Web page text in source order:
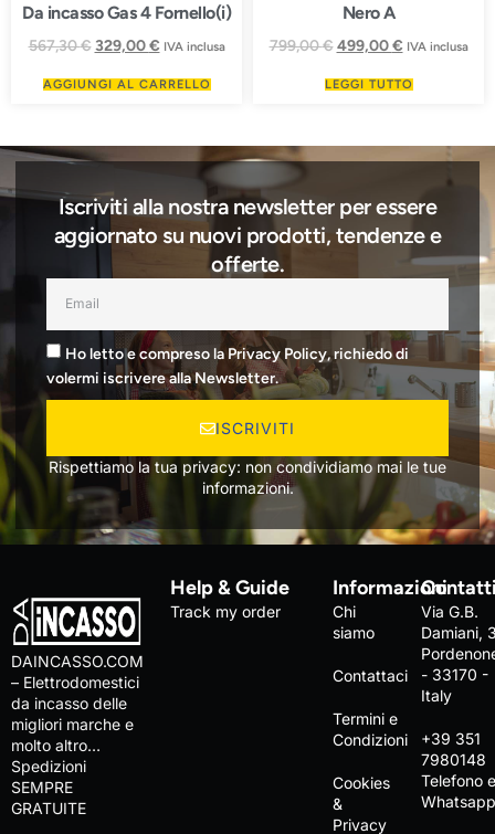
Da incasso Gas 4 Fornello(i)
567,30€ 329,00€ IVA inclusa
AGGIUNGI AL CARRELLO
Nero A
799,00€ 499,00€ IVA inclusa
LEGGI TUTTO
Iscriviti alla nostra newsletter per essere
aggiornato su nuovi prodotti, tendenze e
offerte.
Ho letto e compreso la Privacy Policy, richiedo di
volermi iscrivere alla Newsletter.
ISCRIVITI
Rispettiamo la tua privacy: non condividiamo mai le tue
informazioni.
DAINCASSO.COM
– Elettrodomestici
da incasso delle
migliori marche e
molto altro…
Spedizioni
SEMPRE
GRATUITE
Help & Guide
Track my order
Informazioni
Chi
siamo
Contattaci
Termini e
Condizioni
Cookies
&
Privacy
Via G.B.
Damiani,
- 33170 -
Italy
+39 351
7980148
Telefono